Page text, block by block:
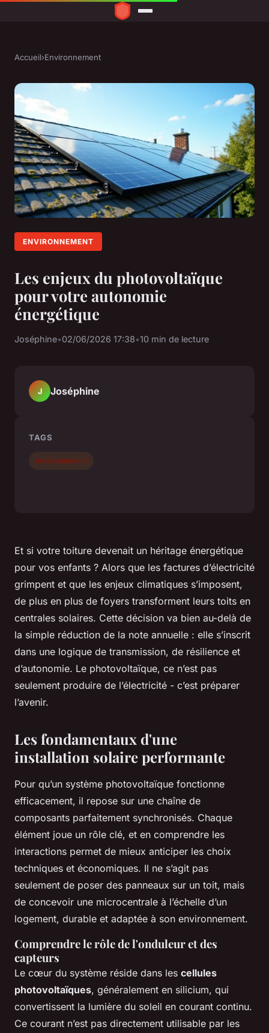
Accueil›Environnement
ENVIRONNEMENT
Les enjeux du photovoltaïque
pour votre autonomie
énergétique
Joséphine•02/06/2026 17:38•10 min de lecture
Et si votre toiture devenait un héritage énergétique
pour vos enfants ? Alors que les factures d’électricité
grimpent et que les enjeux climatiques s’imposent,
de plus en plus de foyers transforment leurs toits en
centrales solaires. Cette décision va bien au-delà de
la simple réduction de la note annuelle : elle s’inscrit
dans une logique de transmission, de résilience et
d’autonomie. Le photovoltaïque, ce n’est pas
seulement produire de l’électricité - c’est préparer
l’avenir.
Les fondamentaux d'une
installation solaire performante
Pour qu’un système photovoltaïque fonctionne
efficacement, il repose sur une chaîne de
composants parfaitement synchronisés. Chaque
élément joue un rôle clé, et en comprendre les
interactions permet de mieux anticiper les choix
techniques et économiques. Il ne s’agit pas
seulement de poser des panneaux sur un toit, mais
de concevoir une microcentrale à l’échelle d’un
logement, durable et adaptée à son environnement.
Comprendre le rôle de l'onduleur et des
capteurs
Le cœur du système réside dans les cellules
photovoltaïques, généralement en silicium, qui
convertissent la lumière du soleil en courant continu.
Ce courant n’est pas directement utilisable par les
J Joséphine
TAGS
environnement